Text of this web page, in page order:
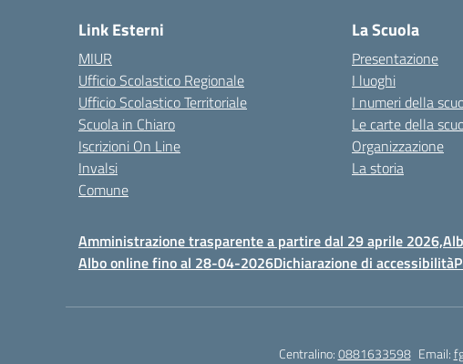
Link Esterni
MIUR
Ufficio Scolastico Regionale
Ufficio Scolastico Territoriale
Scuola in Chiaro
Iscrizioni On Line
Invalsi
Comune
La Scuola
Presentazione
I luoghi
I numeri della
Le carte della
Organizzazione
La storia
Amministrazione trasparente a partire dal 29 aprile 2026,
Albo online fino al 28-04-2026Dichiarazione di accessibilità
Centralino:0881633598 Email: